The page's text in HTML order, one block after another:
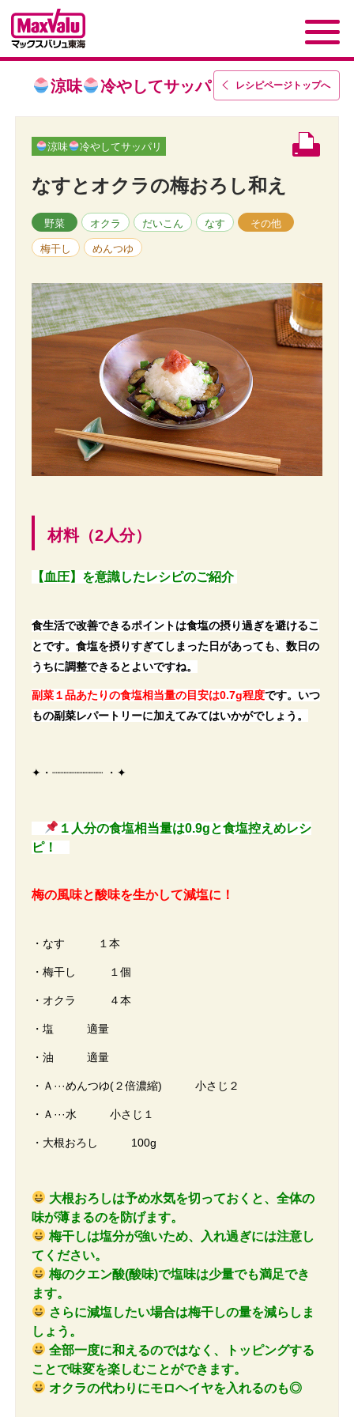
レシピページトップへ
涼味 冷やしてサッパリ
涼味 冷やしてサッパリ
なすとオクラの梅おろし和え
野菜 オクラ だいこん なす その他
梅干し めんつゆ
材料（2人分）
【血圧】を意識したレシピのご紹介
食生活で改善できるポイントは食塩の摂り過ぎを避けるこ
とです。食塩を摂りすぎてしまった日があっても、数日の
うちに調整できるとよいですね。
副菜１品あたりの食塩相当量の目安は0.7g程度です。いつ
もの副菜レパートリーに加えてみてはいかがでしょう。
✦・┈┈┈┈┈┈┈┈ ・✦
１人分の食塩相当量は0.9gと食塩控えめレシ
ピ！
梅の風味と酸味を生かして減塩に！
・なす １本
・梅干し １個
・オクラ ４本
・塩 適量
・油 適量
・Ａ···めんつゆ(２倍濃縮) 小さじ２
・Ａ···水 小さじ１
・大根おろし 100g
大根おろしは予め水気を切っておくと、全体の
味が薄まるのを防げます。
梅干しは塩分が強いため、入れ過ぎには注意し
てください。
梅のクエン酸(酸味)で塩味は少量でも満足でき
ます。
さらに減塩したい場合は梅干しの量を減らしま
しょう。
全部一度に和えるのではなく、トッピングする
ことで味変を楽しむことができます。
オクラの代わりにモロヘイヤを入れるのも◎